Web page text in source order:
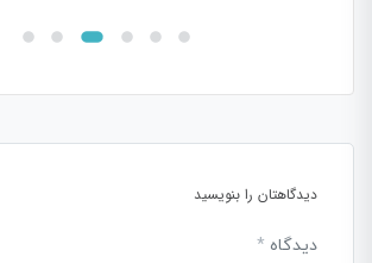
دیدگاهتان را بنویسید
دیدگاه *